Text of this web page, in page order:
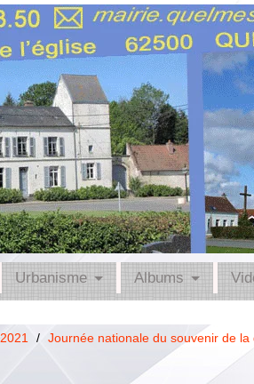
Urbanisme Albums
2021 / Journée nationale du souvenir de la